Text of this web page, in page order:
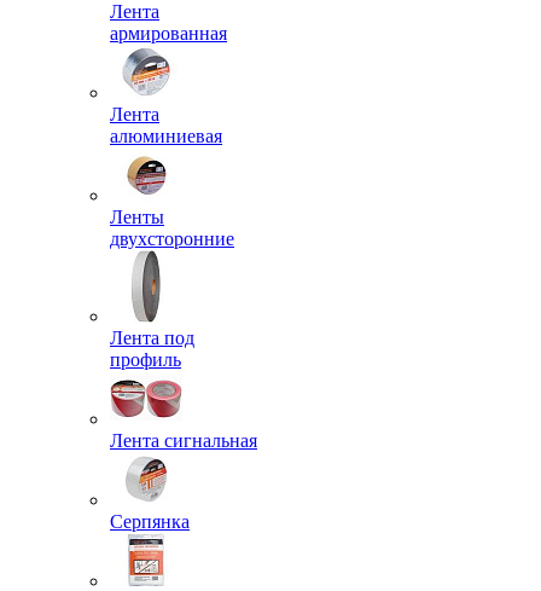
Лента
армированная
Лента
алюминиевая
Ленты
двухсторонние
Лента под
профиль
Лента сигнальная
Серпянка